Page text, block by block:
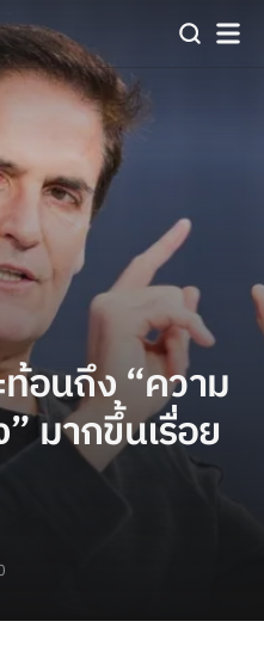
อนถึง “ความ
มากขึ้นเรื่อย